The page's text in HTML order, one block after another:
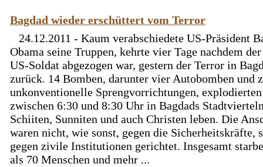
Bagdad wieder erschüttert vom Terror
24.12.2011 - Kaum verabschiedete US-Präsident
Obama seine Truppen, kehrte vier Tage nachdem
US-Soldat abgezogen war, gestern der Terror in
zurück. 14 Bomben, darunter vier Autobomben und
unkonventionelle Sprengvorrichtungen, explodierten
zwischen 6:30 und 8:30 Uhr in Bagdads
Schiiten, Sunniten und auch Christen leben. Die
waren nicht, wie sonst, gegen die Sicherheitskräfte,
gegen zivile Institutionen gerichtet. Insgesamt
als 70 Menschen und mehr ...